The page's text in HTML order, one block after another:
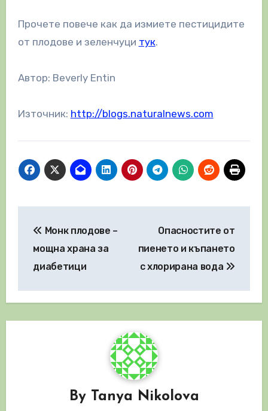
Прочете повече как да измиете пестицидите
от плодове и зеленчуци тук.
Автор: Beverly Entin
Източник: http://blogs.naturalnews.com
Монк плодове –
мощна храна за
диабетици
Опасностите от
пиенето и къпането
с хлорирана вода
By Tanya Nikolova